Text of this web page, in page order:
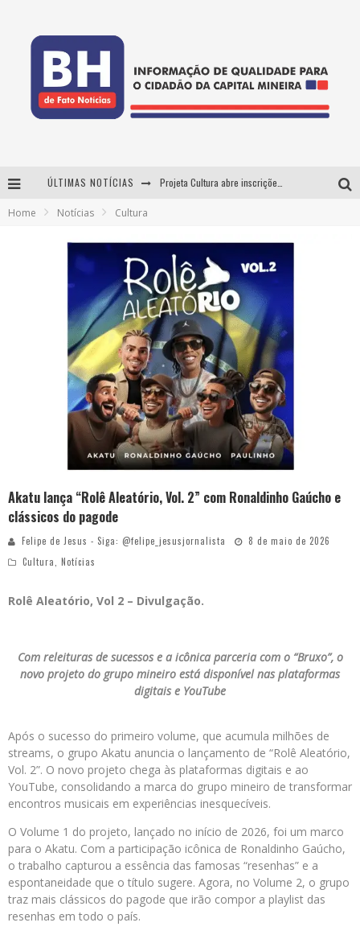
ÚLTIMAS NOTÍCIAS
Esplanada fica pequena e CÊ TÁ DOIDO FESTIVAL anuncia mudança para o gramado do Mineirão
As Hilárias: Suzy Brasil, Kayete e Karoline Absinto retornam a Belo Horizonte para apresentação única no Teatro Sesiminas
Home Notícias Cultura
Akatu lança “Rolê Aleatório, Vol. 2” com Ronaldinho Gaúcho e
clássicos do pagode
Felipe de Jesus - Siga: @felipe_jesusjornalista
8 de maio de 2026
Cultura
Notícias
Rolê Aleatório, Vol 2 – Divulgação.
Com releituras de sucessos e a icônica parceria com o “Bruxo”, o
novo projeto do grupo mineiro está disponível nas plataformas
digitais e YouTube
Após o sucesso do primeiro volume, que acumula milhões de
streams, o grupo Akatu anuncia o lançamento de “Rolê Aleatório,
Vol. 2”. O novo projeto chega às plataformas digitais e ao
YouTube, consolidando a marca do grupo mineiro de transformar
encontros musicais em experiências inesquecíveis.
O Volume 1 do projeto, lançado no início de 2026, foi um marco
para o Akatu. Com a participação icônica de Ronaldinho Gaúcho,
o trabalho capturou a essência das famosas “resenhas” e a
espontaneidade que o título sugere. Agora, no Volume 2, o grupo
traz mais clássicos do pagode que irão compor a playlist das
resenhas em todo o país.